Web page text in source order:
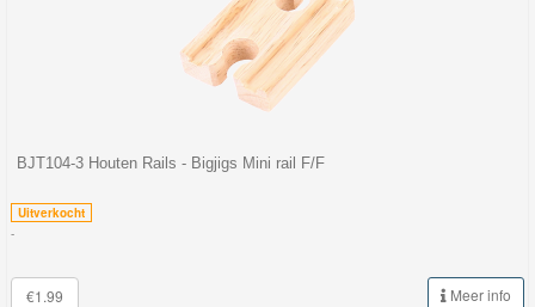
BJT104-3 Houten Rails - Bigjigs Mini rail F/F
Uitverkocht
-
€1.99 Meer info